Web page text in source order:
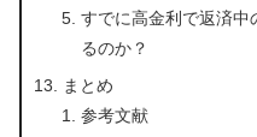
すでに高金利で返済中
るのか？
まとめ
参考文献